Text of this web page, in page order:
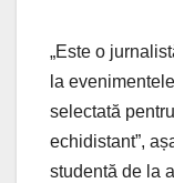
„Este o
la
selectată
echidistant”,
studentă de la